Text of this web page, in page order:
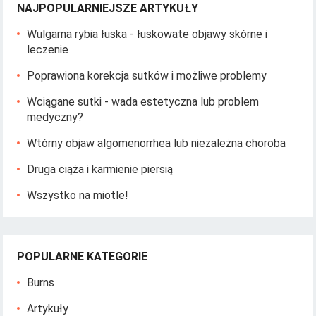
NAJPOPULARNIEJSZE ARTYKUŁY
Wulgarna rybia łuska - łuskowate objawy skórne i
leczenie
Poprawiona korekcja sutków i możliwe problemy
Wciągane sutki - wada estetyczna lub problem
medyczny?
Wtórny objaw algomenorrhea lub niezależna choroba
Druga ciąża i karmienie piersią
Wszystko na miotle!
POPULARNE KATEGORIE
Burns
Artykuły